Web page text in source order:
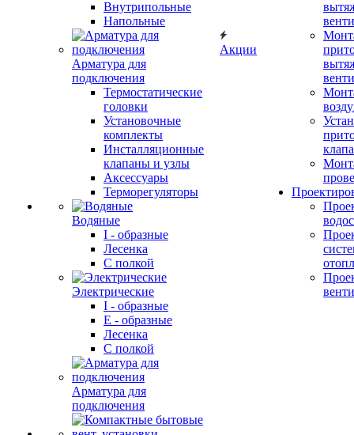
Внутрипольные
Напольные
Арматура для
подключения
Термостатические
головки
Установочные
комплекты
Инсталляционные
клапаны и узлы
Аксессуары
Терморегуляторы
Водяные
I - образные
Лесенка
С полкой
Электрические
I - образные
E - образные
Лесенка
С полкой
Арматура для
подключения
Акции